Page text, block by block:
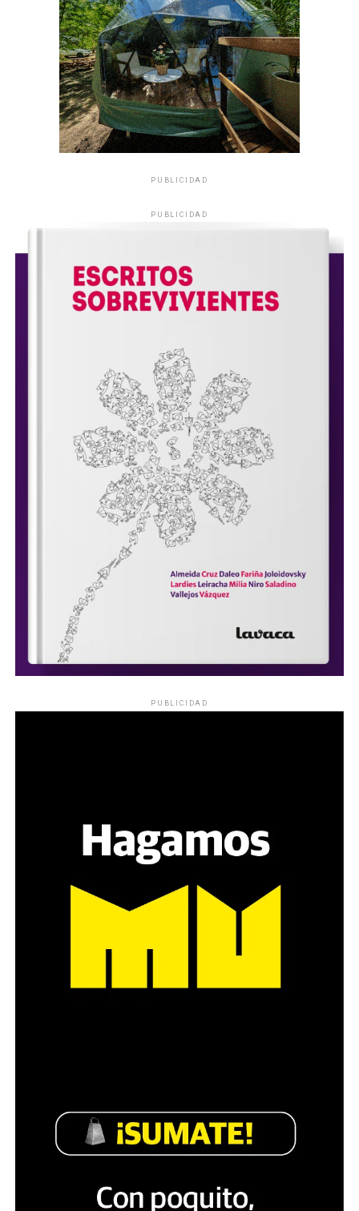
PUBLICIDAD
PUBLICIDAD
PUBLICIDAD